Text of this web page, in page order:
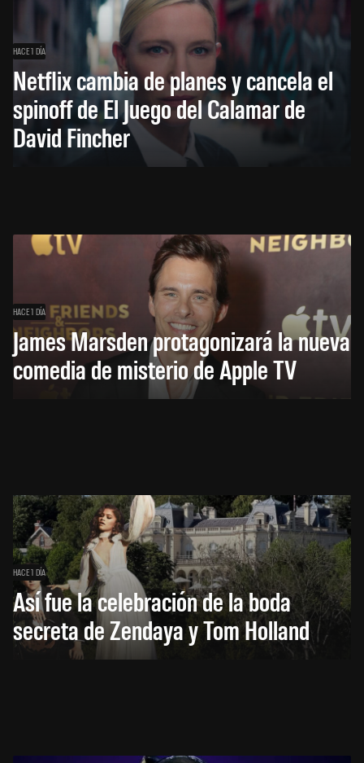
HACE 1 DÍA
Netflix cambia de planes y cancela el
spinoff de El Juego del Calamar de
David Fincher
HACE 1 DÍA
James Marsden protagonizará la nueva
comedia de misterio de Apple TV
HACE 1 DÍA
Así fue la celebración de la boda
secreta de Zendaya y Tom Holland